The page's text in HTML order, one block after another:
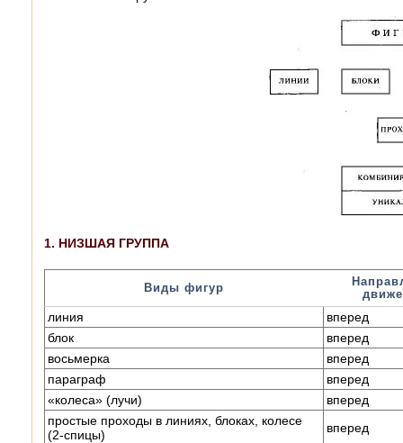
1. НИЗШАЯ ГРУППА
Виды фигур
линия
вперед
блок
вперед
восьмерка
вперед
параграф
вперед
«колеса» (лучи)
вперед
простые проходы в линиях, блоках, колесе
(2-спицы)
вперед